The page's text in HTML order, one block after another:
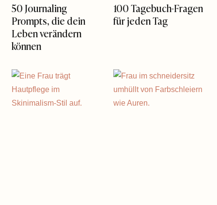
50 Journaling
Prompts, die dein
Leben verändern
können
100 Tagebuch-Fragen
für jeden Tag